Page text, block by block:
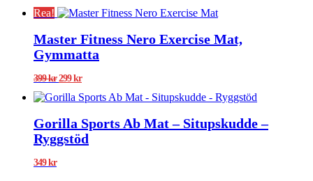
Rea!
Master Fitness Nero Exercise Mat,
Gymmatta
399kr Det
priset
399 kr.
299krDet
priset
299 kr.
Gorilla Sports Ab Mat – Situpskudde –
Ryggstöd
349kr